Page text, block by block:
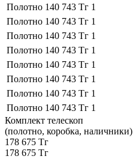
Полотно 140 743 Тг 1
Полотно 140 743 Тг 1
Полотно 140 743 Тг 1
Полотно 140 743 Тг 1
Полотно 140 743 Тг 1
Полотно 140 743 Тг 1
Полотно 140 743 Тг 1
Полотно 140 743 Тг 1
Комплект телескоп
(полотно, коробка, наличники)
178 675 Тг
178 675 Тг